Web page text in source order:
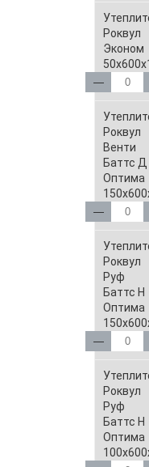
Роквул
Эконом
—
Роквул
Венти
Баттс Д
Оптима
—
Роквул
Руф
Баттс Н
Оптима
—
Роквул
Руф
Баттс Н
Оптима